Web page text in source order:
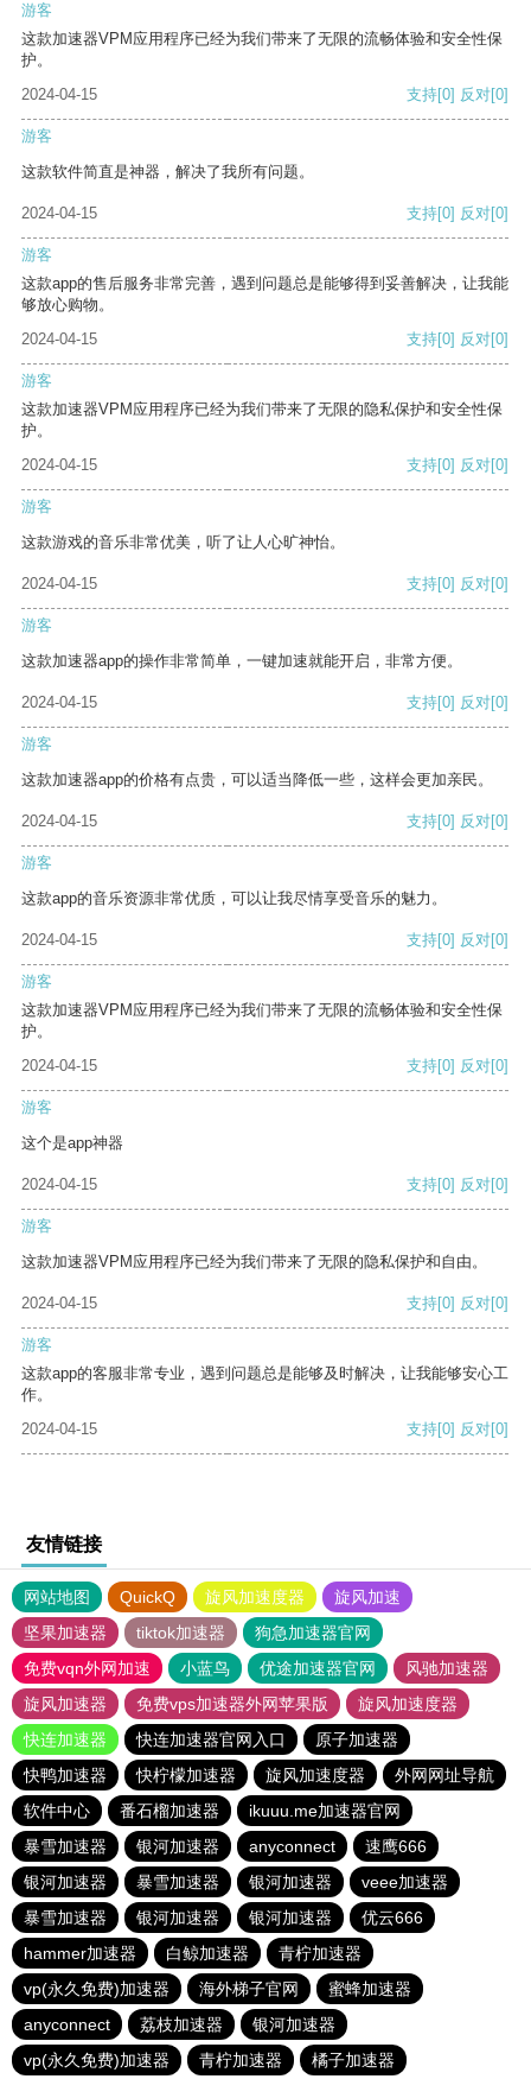
游客
这款加速器VPM应用程序已经为我们带来了无限的流畅体验和安全性保
护。
2024-04-15
支持[0] 反对[0]
游客
这款软件简直是神器，解决了我所有问题。
2024-04-15 支持[0] 反对[0]
游客
这款app的售后服务非常完善，遇到问题总是能够得到妥善解决，让我能
够放心购物。
2024-04-15
支持[0] 反对[0]
游客
这款加速器VPM应用程序已经为我们带来了无限的隐私保护和安全性保
护。
2024-04-15
支持[0] 反对[0]
游客
这款游戏的音乐非常优美，听了让人心旷神怡。
2024-04-15 支持[0] 反对[0]
游客
这款加速器app的操作非常简单，一键加速就能开启，非常方便。
2024-04-15 支持[0] 反对[0]
游客
这款加速器app的价格有点贵，可以适当降低一些，这样会更加亲民。
2024-04-15 支持[0] 反对[0]
游客
这款app的音乐资源非常优质，可以让我尽情享受音乐的魅力。
2024-04-15 支持[0] 反对[0]
游客
这款加速器VPM应用程序已经为我们带来了无限的流畅体验和安全性保
护。
2024-04-15
支持[0] 反对[0]
游客
这个是app神器
2024-04-15 支持[0] 反对[0]
游客
这款加速器VPM应用程序已经为我们带来了无限的隐私保护和自由。
2024-04-15 支持[0] 反对[0]
游客
这款app的客服非常专业，遇到问题总是能够及时解决，让我能够安心工
作。
2024-04-15
支持[0] 反对[0]
友情链接
网站地图 QuickQ 旋风加速度器
旋风加速
坚果加速器
tiktok加速器
狗急加速器官网
免费vqn外网加速
小蓝鸟 优途加速器官网
风驰加速器
旋风加速器
免费vps加速器外网苹果版
旋风加速度器
快连加速器
快连加速器官网入口
原子加速器
快鸭加速器
快柠檬加速器 旋风加速度器
外网网址导航
软件中心
番石榴加速器
ikuuu.me加速器官网
暴雪加速器
银河加速器 anyconnect
速鹰666
银河加速器
暴雪加速器 银河加速器
veee加速器
暴雪加速器
银河加速器 银河加速器
优云666
hammer加速器
白鲸加速器
青柠加速器
vp(永久免费)加速器
海外梯子官网
蜜蜂加速器
anyconnect
荔枝加速器
银河加速器
vp(永久免费)加速器
青柠加速器 橘子加速器